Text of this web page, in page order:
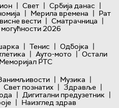
| Свет | Србија данас |
| Мерила времена | Рат
вести | Сматрачница |
2026
| Тенис | Одбојка |
| Ауто-мото | Остали
Меморијал РТС
| Музика |
Свет познатих | Здравље |
| Дигитални предузетник |
| Наизглед здрав